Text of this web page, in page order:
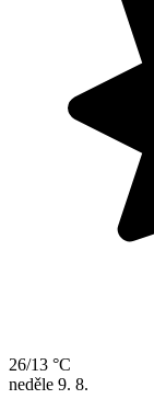
26/13 °C
neděle 9. 8.